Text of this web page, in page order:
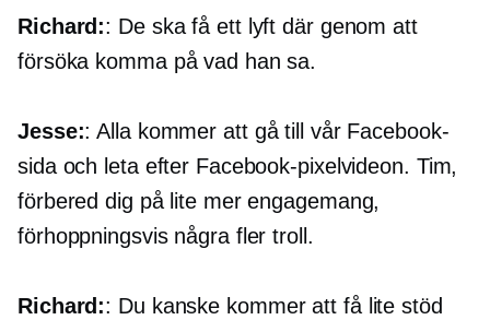
Richard:: De ska få ett lyft där genom att
försöka komma på vad han sa.
Jesse:: Alla kommer att gå till vår Facebook-
sida och leta efter Facebook-pixelvideon. Tim,
förbered dig på lite mer engagemang,
förhoppningsvis några fler troll.
Richard:: Du kanske kommer att få lite stöd